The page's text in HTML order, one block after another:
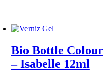
Bio Bottle Colour
– Isabelle 12ml